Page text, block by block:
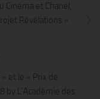
Cinéma et Chanel,
Révélations »
et le « Prix de
by L’Académie des